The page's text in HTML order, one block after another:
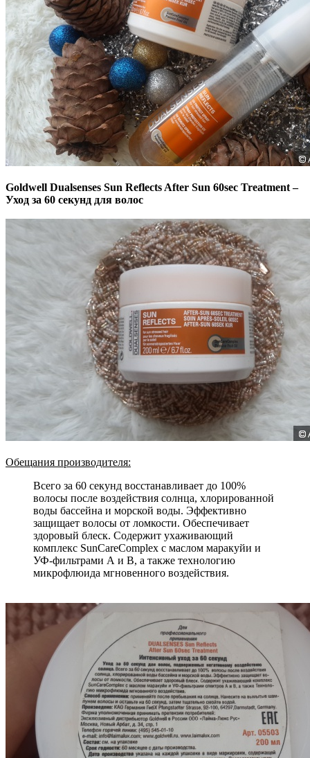
Goldwell Dualsenses Sun Reflects After Sun 60sec Treatment –
Уход за 60 секунд для волос
Обещания производителя:
Всего за 60 секунд восстанавливает до 100%
волосы после воздействия солнца, хлорированной
воды бассейна и морской воды. Эффективно
защищает волосы от ломкости. Обеспечивает
здоровый блеск. Содержит ухаживающий
комплекс SunCareComplex c маслом маракуйи и
УФ-фильтрами А и B, а также технологию
микрофлюида мгновенного воздействия.